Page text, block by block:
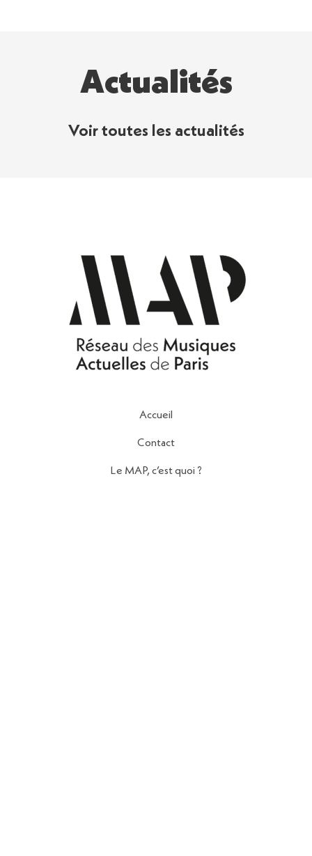
Actualités
Voir toutes les actualités
Accueil
Contact
Le MAP, c’est quoi ?